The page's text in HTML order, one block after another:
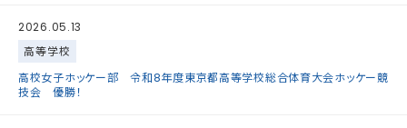
2026.05.13
高等学校
高校女子ホッケー部 令和8年度東京都高等学校総合体育大会ホッケー競
技会 優勝！